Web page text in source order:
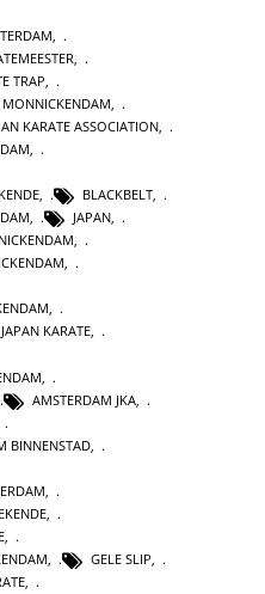
TRAP
MONNICKENDAM
KARATE ASSOCIATION
, BLACKBELT,
, JAPAN,
,
,
,
JAPAN KARATE,
AMSTERDAM JKA
BINNENSTAD
,
, GELE SLIP,
,